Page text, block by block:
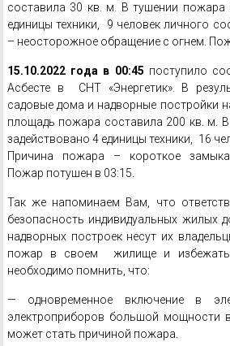
составила 30 кв. м. В тушении пожара
единицы техники, 9 человек личного
– неосторожное обращение с огнем.
15.10.2022 года в 00:45 поступило
Асбесте в СНТ «Энергетик». В
садовые дома и надворные постройки
площадь пожара составила 200 кв. м.
задействовано 4 единицы техники, 16
Причина пожара – короткое
Пожар потушен в 03:15.
Так же напоминаем Вам, что
безопасность индивидуальных жилых
надворных построек несут их
пожар в своем жилище и избежать
необходимо помнить, что:
— одновременное включение в
электроприборов большой мощности
может стать причиной пожара.